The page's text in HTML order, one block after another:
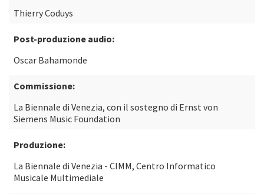
Thierry Coduys
Post-produzione audio:
Oscar Bahamonde
Commissione:
La Biennale di Venezia, con il sostegno di Ernst von
Siemens Music Foundation
Produzione:
La Biennale di Venezia - CIMM, Centro Informatico
Musicale Multimediale